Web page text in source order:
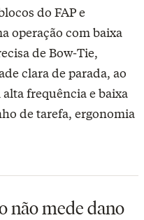
do FAP e
operação com baixa
de Bow-Tie,
clara de parada, ao
frequência e baixa
de tarefa, ergonomia
não mede dano